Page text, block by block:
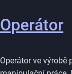
Operátor
Operátor ve výrobě